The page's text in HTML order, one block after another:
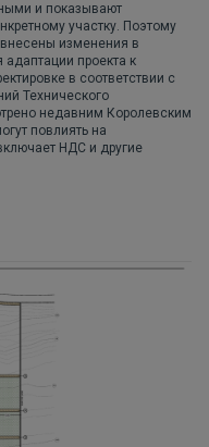
и показывают
участку. Поэтому
внесены изменения в
проекта к
в соответствии с
Технического
недавним Королевским
повлиять на
НДС и другие